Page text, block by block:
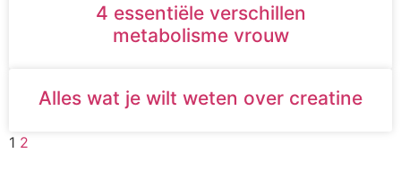
4 essentiële verschillen
metabolisme vrouw
Alles wat je wilt weten over creatine
1 2